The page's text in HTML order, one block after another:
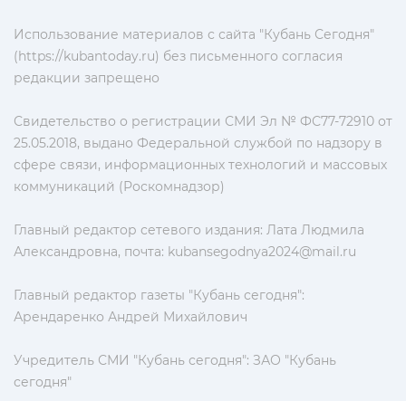
Использование материалов с сайта "Кубань Сегодня"
(https://kubantoday.ru) без письменного согласия
редакции запрещено
Свидетельство о регистрации СМИ Эл № ФС77-72910 от
25.05.2018, выдано Федеральной службой по надзору в
сфере связи, информационных технологий и массовых
коммуникаций (Роскомнадзор)
Главный редактор сетевого издания: Лата Людмила
Александровна, почта: kubansegodnya2024@mail.ru
Главный редактор газеты "Кубань сегодня":
Арендаренко Андрей Михайлович
Учредитель СМИ "Кубань сегодня": ЗАО "Кубань
сегодня"